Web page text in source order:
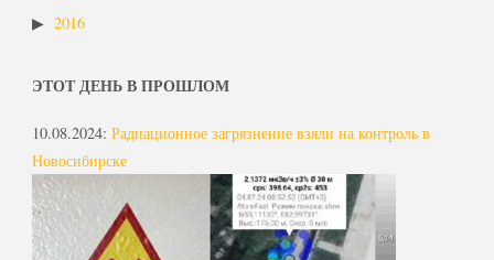
2016
ЭТОТ ДЕНЬ В ПРОШЛОМ
10.08.2024: Радиационное загрязнение взяли на контроль в
Новосибирске